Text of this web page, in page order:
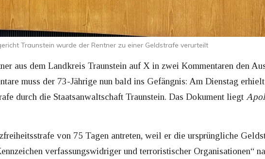
Traunstein wurde der Rentner zu einer Geldstrafe verurteilt
aus dem Landkreis Traunstein auf X in zwei Kommentaren den
muss der 73-Jährige nun bald ins Gefängnis: Am Dienstag
durch die Staatsanwaltschaft Traunstein. Das Dokument liegt
von 75 Tagen antreten, weil er die ursprüngliche
verfassungswidriger und terroristischer Organisationen“